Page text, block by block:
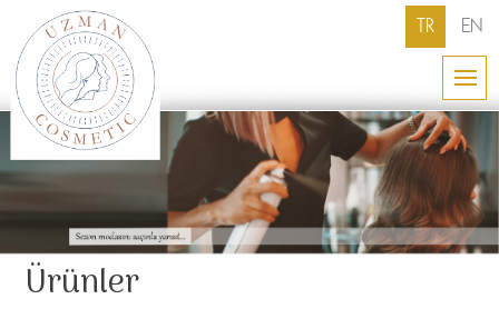
TR EN
Ürünler